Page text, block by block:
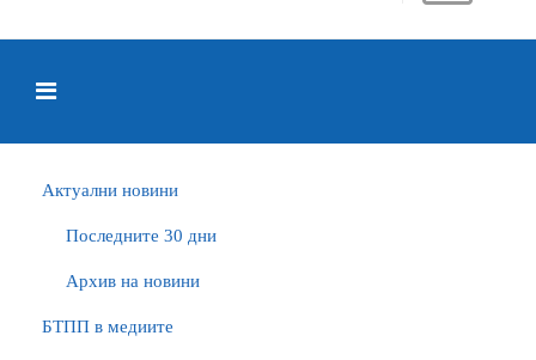
Актуални новини
Последните 30 дни
Архив на новини
БTПП в медиите